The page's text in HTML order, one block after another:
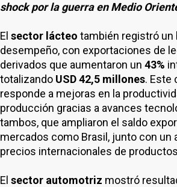
shock por la guerra en Medio
El sector lácteo también registró un
desempeño, con exportaciones de
derivados que aumentaron un 43%
totalizando USD 42,5 millones. Este
responde a mejoras en la
producción gracias a avances
tambos, que ampliaron el saldo
mercados como Brasil, junto con un
precios internacionales de
El sector automotriz mostró